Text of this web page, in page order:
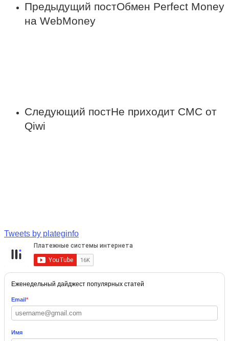
Предыдущий постОбмен Perfect Money
на WebMoney
Следующий постНе приходит СМС от
Qiwi
Tweets by plateginfo
Еженедельный дайджест популярных статей
Email*
Имя